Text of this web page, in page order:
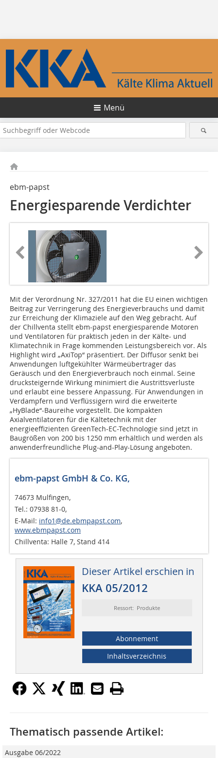
Menü
ebm-papst
Energiesparende Verdichter
Mit der Verordnung Nr. 327/2011 hat die EU einen wichtigen
Beitrag zur Verringerung des Energieverbrauchs und damit
zur Erreichung der Klimaziele auf den Weg gebracht. Auf
der Chillventa stellt ebm-papst energiesparende Motoren
und Ventilatoren für praktisch jeden in der Kälte- und
Klimatechnik in Frage kommenden Leistungsbereich vor. Als
Highlight wird „AxiTop“ präsentiert. Der Diffusor senkt bei
Anwendungen luftgekühlter Wärmeübertrager das
Geräusch und den Energieverbrauch noch einmal. Seine
drucksteigernde Wirkung minimiert die Austrittsverluste
und erlaubt eine bessere Anpassung. Für Anwendungen in
Verdampfern und Verflüssigern wird die erweiterte
„HyBlade“-Baureihe vorgestellt. Die kompakten
Axialventilatoren für die Kältetechnik mit der
energieeffizienten GreenTech-EC-Technologie sind jetzt in
Baugrößen von 200 bis 1250 mm erhältlich und werden als
anwenderfreundliche Plug-and-Play-Lösung angeboten.
ebm-papst GmbH & Co. KG,
74673 Mulfingen,
Tel.: 07938 81-0,
E-Mail: info1@de.ebmpapst.com,
www.ebmpapst.com
Chillventa: Halle 7, Stand 414
Dieser Artikel erschien in
KKA 05/2012
Ressort: Produkte
Abonnement
Inhaltsverzeichnis
Thematisch passende Artikel:
Ausgabe 06/2022